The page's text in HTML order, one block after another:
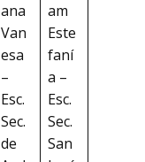
ana
Van
esa
–
Esc.
Sec.
de
am
Este
faní
a –
Esc.
Sec.
San